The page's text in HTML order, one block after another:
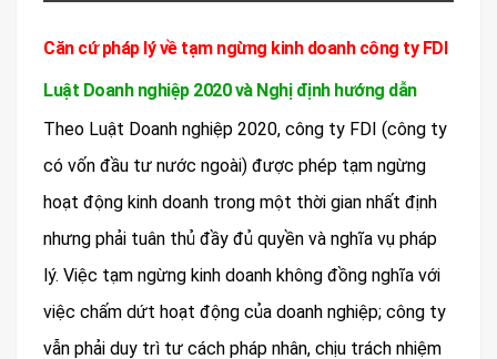
Căn cứ pháp lý về tạm ngừng kinh doanh công ty FDI
Luật Doanh nghiệp 2020 và Nghị định hướng dẫn
Theo Luật Doanh nghiệp 2020, công ty FDI (công ty
có vốn đầu tư nước ngoài) được phép tạm ngừng
hoạt động kinh doanh trong một thời gian nhất định
nhưng phải tuân thủ đầy đủ quyền và nghĩa vụ pháp
lý. Việc tạm ngừng kinh doanh không đồng nghĩa với
việc chấm dứt hoạt động của doanh nghiệp; công ty
vẫn phải duy trì tư cách pháp nhân, chịu trách nhiệm